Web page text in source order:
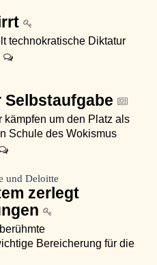
technokratische Diktatur
kämpfen um den Platz als
Schule des Wokismus
und Deloitte
zerlegt
Bereicherung für die